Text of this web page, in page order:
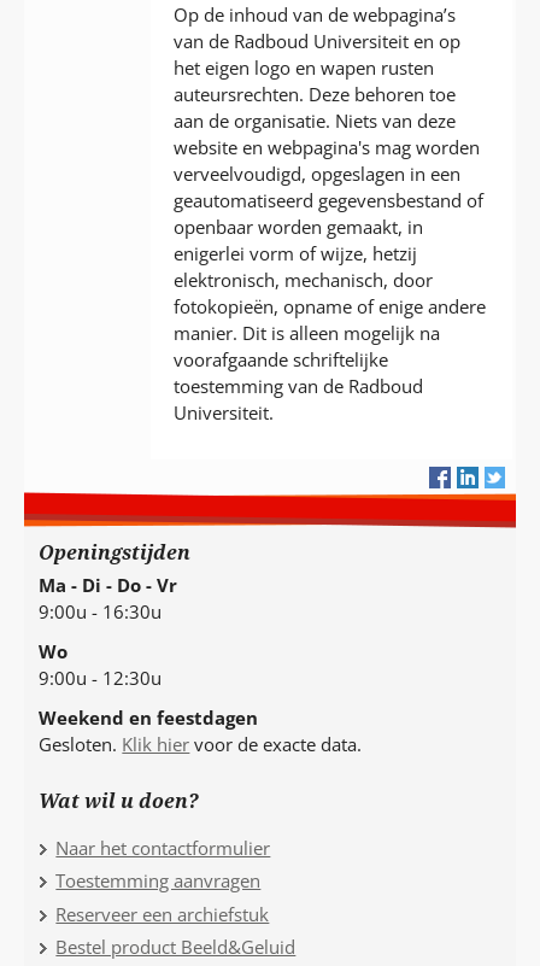
Op de inhoud van de webpagina’s
van de Radboud Universiteit en op
het eigen logo en wapen rusten
auteursrechten. Deze behoren toe
aan de organisatie. Niets van deze
website en webpagina's mag worden
verveelvoudigd, opgeslagen in een
geautomatiseerd gegevensbestand of
openbaar worden gemaakt, in
enigerlei vorm of wijze, hetzij
elektronisch, mechanisch, door
fotokopieën, opname of enige andere
manier. Dit is alleen mogelijk na
voorafgaande schriftelijke
toestemming van de Radboud
Universiteit.
Openingstijden
Ma - Di - Do - Vr
9:00u - 16:30u
Wo
9:00u - 12:30u
Weekend en feestdagen
Gesloten. Klik hier voor de exacte data.
Wat wil u doen?
Naar het contactformulier
Toestemming aanvragen
Reserveer een archiefstuk
Bestel product Beeld&Geluid